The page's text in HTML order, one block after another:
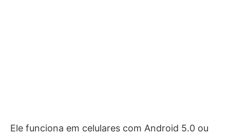
Ele funciona em celulares com Android 5.0 ou